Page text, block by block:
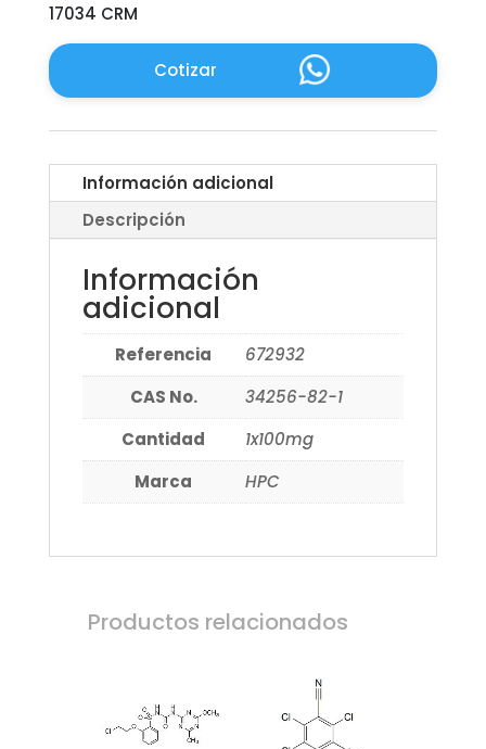
17034 CRM
Cotizar
Información adicional
Descripción
Información
adicional
Referencia
672932
CAS No.
34256-82-1
Cantidad
1x100mg
Marca
HPC
Productos relacionados